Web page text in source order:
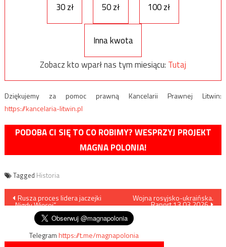
30 zł
50 zł 100 zł
Inna kwota
Zobacz kto wparł nas tym miesiącu: Tutaj
Dziękujemy za pomoc prawną Kancelarii Prawnej Litwin:
https://kancelaria-litwin.pl
PODOBA CI SIĘ TO CO ROBIMY? WESPRZYJ PROJEKT
MAGNA POLONIA!
Tagged Historia
Nawigacja
wpisu
Rusza proces lidera jaczejki
„Nigdy Więcej”
Wojna rosyjsko-ukraińska.
Raport 13.03.2026
Telegramhttps://t.me/magnapolonia